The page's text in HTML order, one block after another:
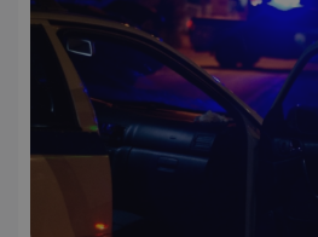
VISITOR_PRIVACY_METADATA